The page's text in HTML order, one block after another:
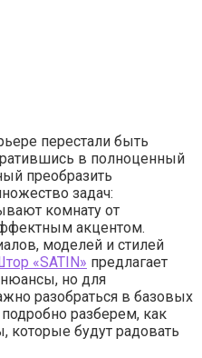
перестали быть
в полноценный
преобразить
задач:
комнату от
акцентом.
моделей и стилей
«SATIN» предлагает
но для
разобраться в базовых
разберем, как
которые будут радовать